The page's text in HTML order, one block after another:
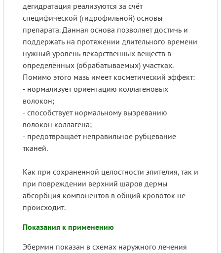
дегидратация реализуются за счёт
специфической (гидрофильной) основы
препарата. Данная основа позволяет достичь и
поддержать на протяжении длительного времени
нужный уровень лекарственных веществ в
определённых (обрабатываемых) участках.
Помимо этого мазь имеет косметический эффект:
- нормализует ориентацию коллагеновых
волокон;
- способствует нормальному вызреванию
волокон коллагена;
- предотвращает неправильное рубцевание
тканей.
Как при сохраненной целостности эпителия, так и
при повреждении верхний шаров дермы
абсорбция компонентов в общий кровоток не
происходит.
Показания к применению
Эбермин показан в схемах наружного лечения